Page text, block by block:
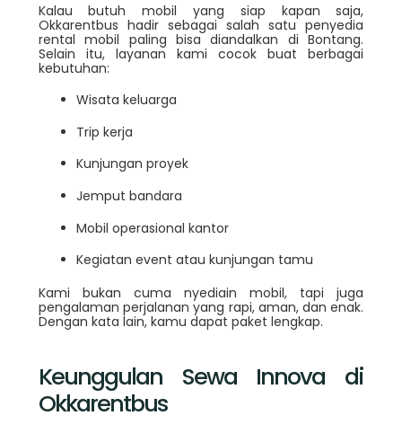
Kalau butuh mobil yang siap kapan saja,
Okkarentbus hadir sebagai salah satu penyedia
rental mobil paling bisa diandalkan di Bontang.
Selain itu, layanan kami cocok buat berbagai
kebutuhan:
Wisata keluarga
Trip kerja
Kunjungan proyek
Jemput bandara
Mobil operasional kantor
Kegiatan event atau kunjungan tamu
Kami bukan cuma nyediain mobil, tapi juga
pengalaman perjalanan yang rapi, aman, dan enak.
Dengan kata lain, kamu dapat paket lengkap.
Keunggulan Sewa Innova di
Okkarentbus